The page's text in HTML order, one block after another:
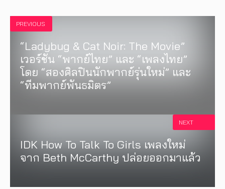
PREVIOUS
“Ladybug & Cat Noir: The Movie”
เวอร์ชัน “พากย์ไทย” และ “เพลงไทย”
โดย “สองศิลปินนักพากย์รุ่นใหม่” และ
“ทีมพากย์พันธมิตร”
IDK How To Talk To Girls เพลงใหม่
จาก Beth McCarthy ปล่อยออกมาแล้ว
NEXT